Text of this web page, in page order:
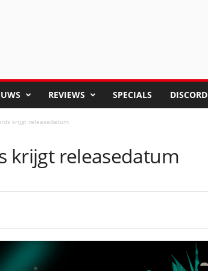
REVIEWS SPECIALS DISCORD
krijgt releasedatum
krijgt releasedatum